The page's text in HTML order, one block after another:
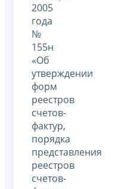
2005
года
№
155н
«Об
утверждении
форм
реестров
счетов-
фактур,
порядка
представления
реестров
счетов-